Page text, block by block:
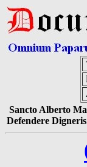
Sancto Alberto
Defendere